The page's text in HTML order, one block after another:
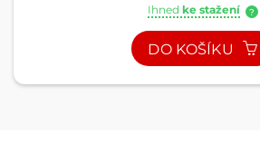
Ihned ke stažení ?
DO KOŠÍKU